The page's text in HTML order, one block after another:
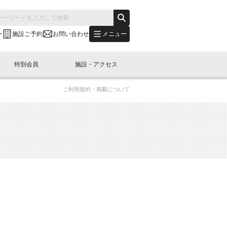
施設ご予約 お問い合わせ メニュー
別会員開催
展・参加
"LINK-BioBAY TOKYO"？
(News Letter)
コラム
ュース・事業紹介
ベント
LINK-J WEST
容
本橋エリアについて
特別会員
し込み
施設・アクセス
予約
ご利用規約・掲載について